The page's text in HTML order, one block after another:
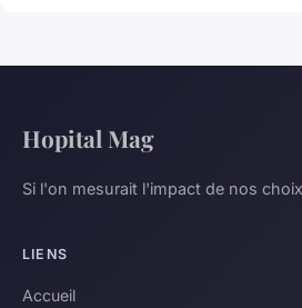
Hopital Mag
Si l'on mesurait l'impact de nos
LIENS
Accueil